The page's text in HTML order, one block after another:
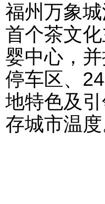
福州万象
首个茶文
婴中心，
停车区、
地特色及
存城市温度